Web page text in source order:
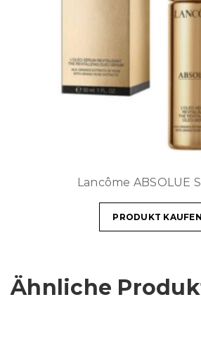
Lancôme ABSOLUE
PRODUKT KAUFEN
Ähnliche